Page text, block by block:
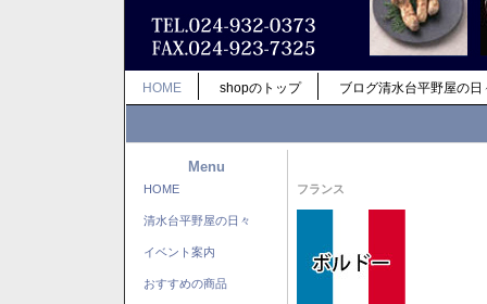
HOME shopのトップ ブログ清水台平野屋の日
Menu
HOME
清水台平野屋の日々
イベント案内
おすすめの商品
フランス